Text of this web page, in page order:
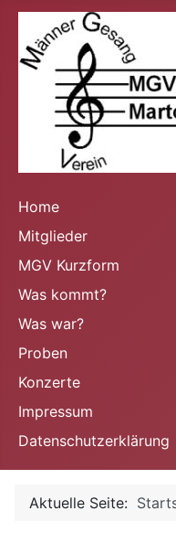
Home
Mitglieder
MGV Kurzform
Was kommt?
Was war?
Proben
Konzerte
Impressum
Datenschutzerklärung
Aktuelle Seite: